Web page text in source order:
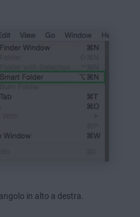
in alto a destra.